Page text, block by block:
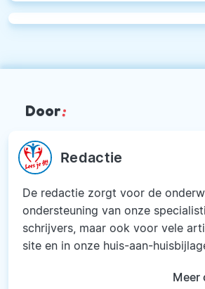
Door:
Redactie
De redactie zorgt voor de
ondersteuning van onze
schrijvers, maar ook voor vele
site en in onze huis-aan-
Meer